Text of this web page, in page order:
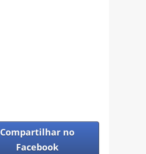
Compartilhar no
Facebook